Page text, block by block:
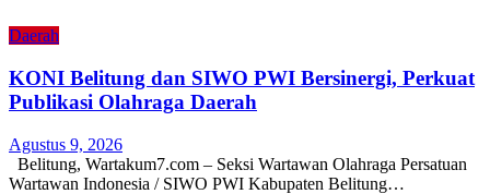
Daerah
KONI Belitung dan SIWO PWI Bersinergi, Perkuat
Publikasi Olahraga Daerah
Agustus 9, 2026
Belitung, Wartakum7.com – Seksi Wartawan Olahraga Persatuan
Wartawan Indonesia / SIWO PWI Kabupaten Belitung…